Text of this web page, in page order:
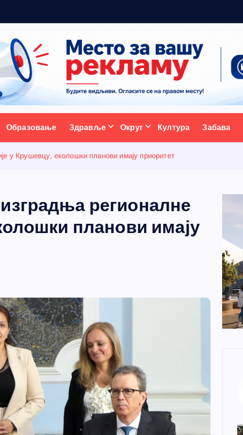
портал
Образовање Здравље Округ Култура Забава
у Крушевцу, еколошки планови имају приоритет
регионалне
планови имају